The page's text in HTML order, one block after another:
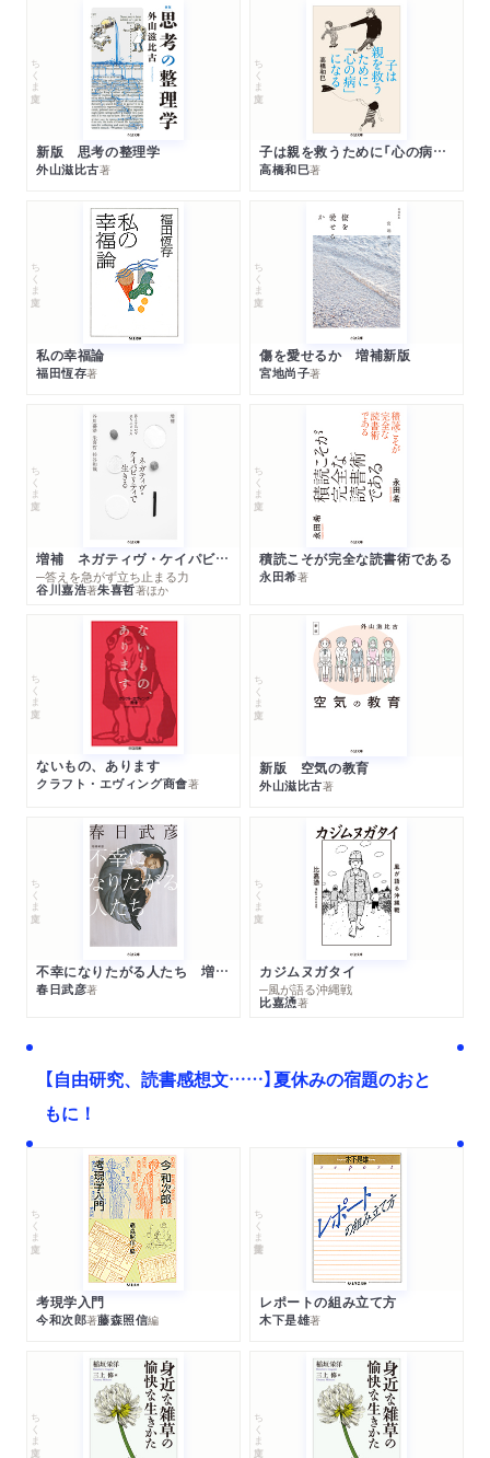
ちくま文庫
新版 思考の整理学
外山滋比古著
ちくま文庫
子は親を救うために「心の病」になる
高橋和巳著
ちくま文庫
私の幸福論
福田恆存著
ちくま文庫
傷を愛せるか 増補新版
宮地尚子著
ちくま文庫
増補 ネガティヴ・ケイパビリティで生きる
─答えを急がず立ち止まる力
谷川嘉浩著朱喜哲著ほか
ちくま文庫
積読こそが完全な読書術である
永田希著
ちくま文庫
ないもの、あります
クラフト・エヴィング商會著
ちくま文庫
新版 空気の教育
外山滋比古著
ちくま文庫
不幸になりたがる人たち 増補新版
春日武彦著
ちくま文庫
カジムヌガタイ
─風が語る沖縄戦
比嘉慂著
【自由研究、読書感想文……】夏休みの宿題のおと
もに！
ちくま文庫
考現学入門
今和次郎著藤森照信編
ちくま学芸文庫
レポートの組み立て方
木下是雄著
ちくま文庫 ちくま文庫